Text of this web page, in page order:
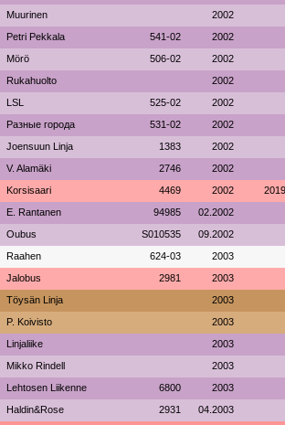
Muurinen 2002
Petri Pekkala 541-02 2002
Mörö 506-02 2002
Rukahuolto 2002
LSL 525-02 2002
Разные города 531-02 2002
Joensuun Linja 1383 2002
V. Alamäki 2746 2002
Korsisaari 4469 2002 2019
E. Rantanen 94985 02.2002
Oubus S010535 09.2002
Raahen 624-03 2003
Jalobus 2981 2003
Töysän Linja 2003
P. Koivisto 2003
Linjaliike 2003
Mikko Rindell 2003
Lehtosen Liikenne 6800 2003
Haldin&Rose 2931 04.2003